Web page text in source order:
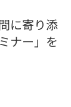
に寄り添
ナー」を